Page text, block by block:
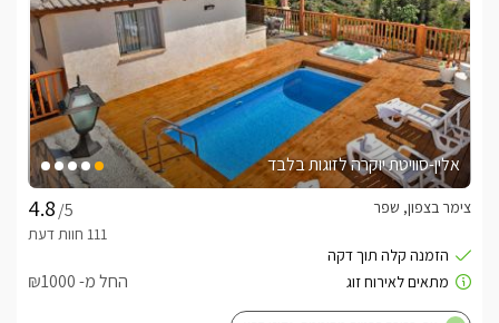
אלין-סוויטת יוקרה לזוגות בלבד
/5
צימר בצפון, שפר
החל מ- ₪1000